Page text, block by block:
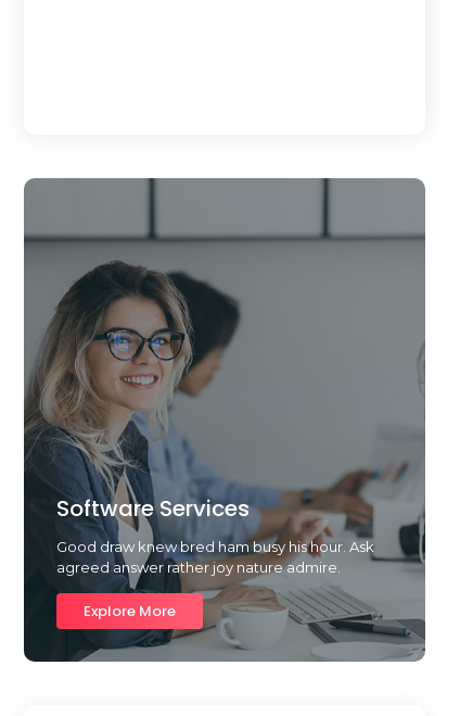
Software Services
Good draw knew bred ham busy his hour. Ask
agreed answer rather joy nature admire.
Explore More